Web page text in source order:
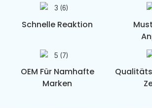
Schnelle Reaktion
OEM Für Namhafte
Marken